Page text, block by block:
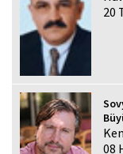
20
08